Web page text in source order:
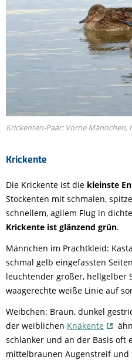
Krickente
Krickenten-Paar: Vorne Männchen,
Die Krickente ist die kleinste
Stockenten mit schmalen,
schnellem, agilem Flug in
Krickente ist glänzend grün.
Männchen im Prachtkleid:
schmal gelb eingefassten
leuchtender großer, hellgelber
waagerechte weiße Linie auf
Weibchen: Braun, dunkel
der weiblichen Knäkente
schlanker und an der Basis oft
mittelbraunen Augenstreif